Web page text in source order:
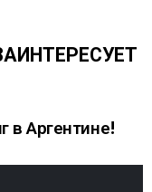
в Аргентине!